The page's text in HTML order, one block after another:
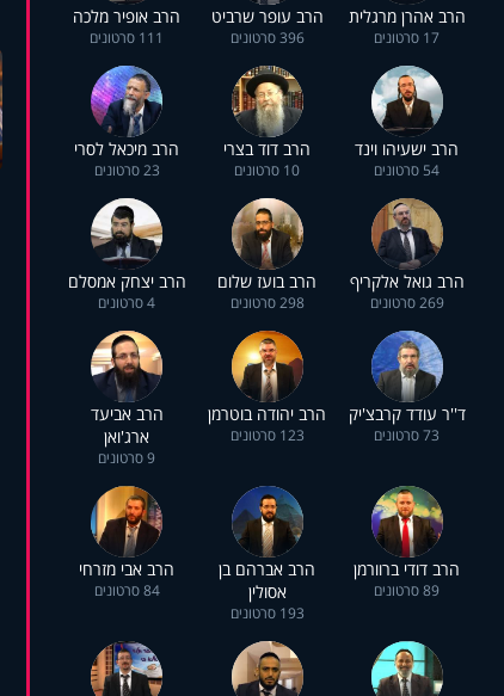
הרב אהרן מרגלית
17 סרטונים
הרב עופר שרביט
396 סרטונים
הרב אופיר מלכה
111 סרטונים
הרב ישעיהו וינד
54 סרטונים
הרב דוד בצרי
10 סרטונים
הרב מיכאל לסרי
23 סרטונים
הרב גואל אלקריף
269 סרטונים
הרב בועז שלום
298 סרטונים
הרב יצחק אמסלם
4 סרטונים
ד''ר עודד קרבצ'יק
73 סרטונים
הרב יהודה בוטרמן
123 סרטונים
הרב אביעד
ארג'ואן
9 סרטונים
הרב דודי ברוורמן
89 סרטונים
הרב אברהם בן
אסולין
193 סרטונים
הרב אבי מזרחי
84 סרטונים